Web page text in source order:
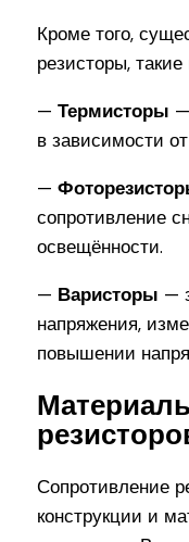
Кроме того,
резисторы, такие
—Термисторы
в зависимости
—
сопротивление
освещённости.
— Варисторы —
напряжения,
повышении
Сопротивление
конструкции и